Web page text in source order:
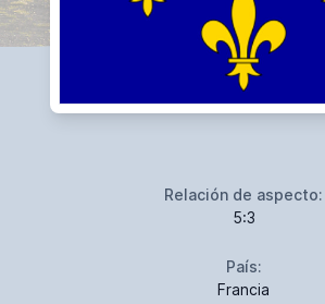
Relación de aspecto:
5:3
País:
Francia